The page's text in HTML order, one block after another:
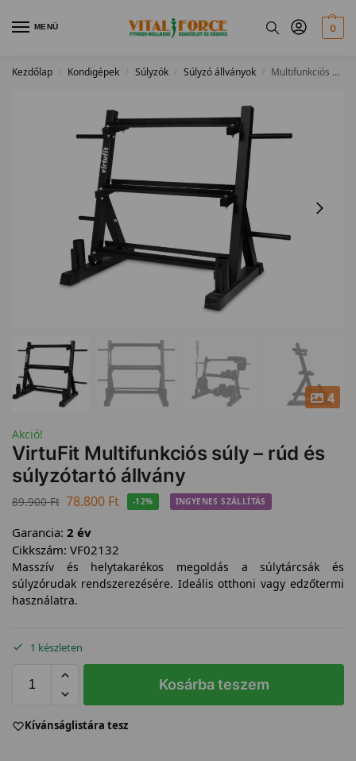
MENÜ 0
Kezdőlap / Kondigépek / Súlyzók / Súlyzó állványok / Multifunkciós súly – rúd és súlyzótartó állvány
4
Akció!
VirtuFit Multifunkciós súly – rúd és
súlyzótartó állvány
89.900Ft 78.800 Ft -12% INGYENES SZÁLLÍTÁS
Garancia: 2 év
Cikkszám: VF02132
Masszív és helytakarékos megoldás a súlytárcsák és
súlyzórudak rendszerezésére. Ideális otthoni vagy edzőtermi
használatra.
1 készleten
Kosárba teszem
Kívánságlistára tesz